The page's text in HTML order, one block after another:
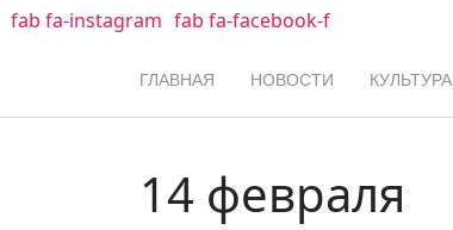
fab fa-instagram fab fa-facebook-f
ГЛАВНАЯ НОВОСТИ КУЛЬТУРА
14 февраля